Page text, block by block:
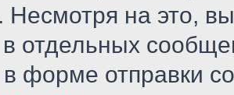
Несмотря на это,
в отдельных
в форме отправки